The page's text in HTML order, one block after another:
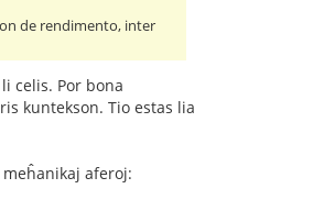
de rendimento, inter
celis. Por bona
kuntekson. Tio estas lia
aferoj: